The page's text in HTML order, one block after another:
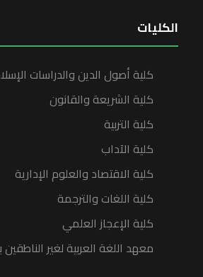
الكليات
كلية أصول الدين والدراسات
كلية الشريعة والقانون
كلية التربية
كلية الآداب
كلية الاقتصاد والعلوم الإدارية
كلية اللغات والترجمة
كلية الإعجاز العلمي
معهد اللغة العربية لغير الناطقين